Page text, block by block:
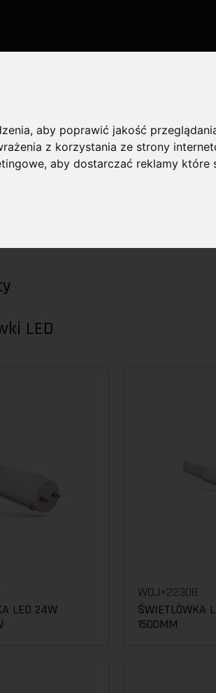
aby poprawić jakość
z korzystania ze strony
,aby dostarczać reklamy które
LED
LED 24W
WOJ+22308
ŚWIETLÓWKA
1500MM